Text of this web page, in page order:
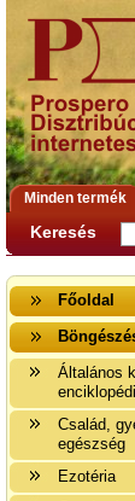
Minden termék
Keresés
Főoldal
Általános
Család,
egészség
Ezotéria